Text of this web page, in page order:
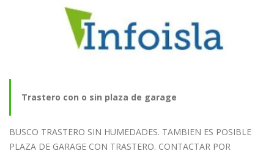
Trastero con o sin plaza de garage
BUSCO TRASTERO SIN HUMEDADES. TAMBIEN ES POSIBLE
PLAZA DE GARAGE CON TRASTERO. CONTACTAR POR